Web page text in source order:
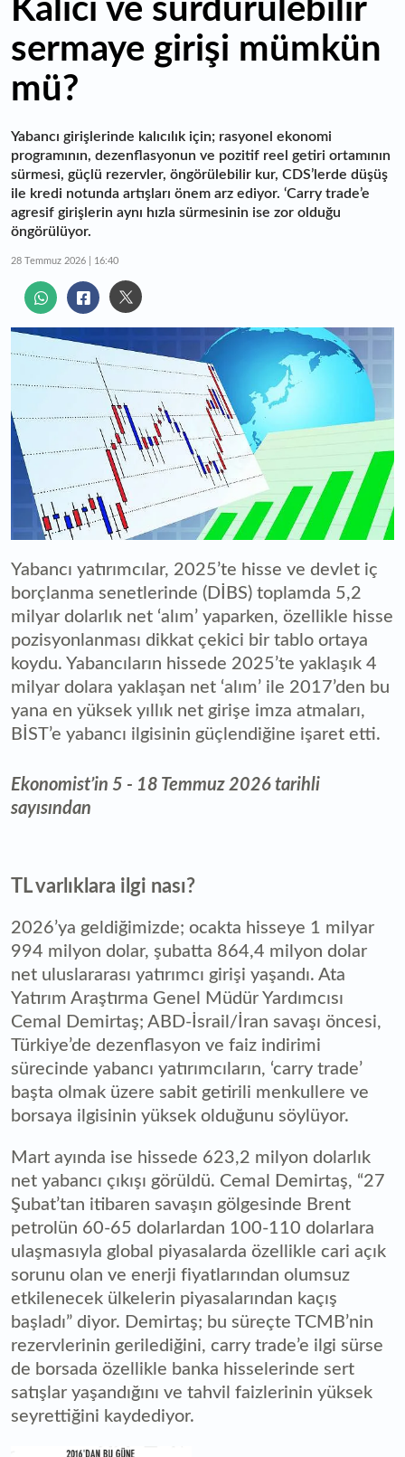
Kalıcı ve sürdürülebilir
sermaye girişi mümkün
mü?
Yabancı girişlerinde kalıcılık için; rasyonel ekonomi
programının, dezenflasyonun ve pozitif reel getiri ortamının
sürmesi, güçlü rezervler, öngörülebilir kur, CDS’lerde düşüş
ile kredi notunda artışları önem arz ediyor. ‘Carry trade’e
agresif girişlerin aynı hızla sürmesinin ise zor olduğu
öngörülüyor.
28 Temmuz 2026 | 16:40
Yabancı yatırımcılar, 2025’te hisse ve devlet iç
borçlanma senetlerinde (DİBS) toplamda 5,2
milyar dolarlık net ‘alım’ yaparken, özellikle hisse
pozisyonlanması dikkat çekici bir tablo ortaya
koydu. Yabancıların hissede 2025’te yaklaşık 4
milyar dolara yaklaşan net ‘alım’ ile 2017’den bu
yana en yüksek yıllık net girişe imza atmaları,
BİST’e yabancı ilgisinin güçlendiğine işaret etti.
Ekonomist’in 5 - 18 Temmuz 2026 tarihli
sayısından
TL varlıklara ilgi nası?
2026’ya geldiğimizde; ocakta hisseye 1 milyar
994 milyon dolar, şubatta 864,4 milyon dolar
net uluslararası yatırımcı girişi yaşandı. Ata
Yatırım Araştırma Genel Müdür Yardımcısı
Cemal Demirtaş; ABD-İsrail/İran savaşı öncesi,
Türkiye’de dezenflasyon ve faiz indirimi
sürecinde yabancı yatırımcıların, ‘carry trade’
başta olmak üzere sabit getirili menkullere ve
borsaya ilgisinin yüksek olduğunu söylüyor.
Mart ayında ise hissede 623,2 milyon dolarlık
net yabancı çıkışı görüldü. Cemal Demirtaş, “27
Şubat’tan itibaren savaşın gölgesinde Brent
petrolün 60-65 dolarlardan 100-110 dolarlara
ulaşmasıyla global piyasalarda özellikle cari açık
sorunu olan ve enerji fiyatlarından olumsuz
etkilenecek ülkelerin piyasalarından kaçış
başladı” diyor. Demirtaş; bu süreçte TCMB’nin
rezervlerinin gerilediğini, carry trade’e ilgi sürse
de borsada özellikle banka hisselerinde sert
satışlar yaşandığını ve tahvil faizlerinin yüksek
seyrettiğini kaydediyor.